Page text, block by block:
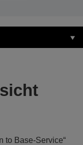
to Base-Service“